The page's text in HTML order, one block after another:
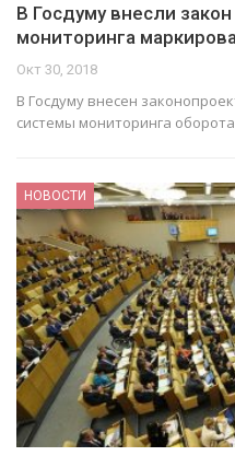
В Госдуму внесли
мониторинга
Окт 30, 2018
В Госдуму внесен
системы мониторинга
НОВОСТИ